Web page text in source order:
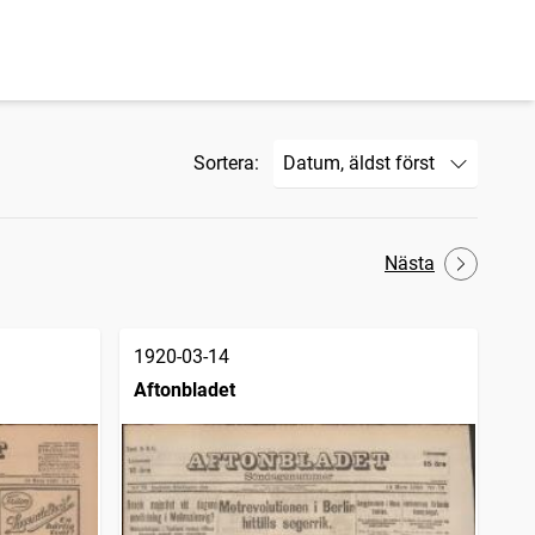
Sortera:
Nästa
1920-03-14
Aftonbladet